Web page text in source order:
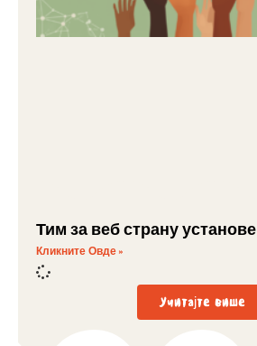
Тим за веб страну установе
Кликните Овде »
Учитајте више